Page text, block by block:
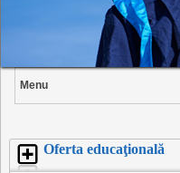
Menu
Oferta educaţională